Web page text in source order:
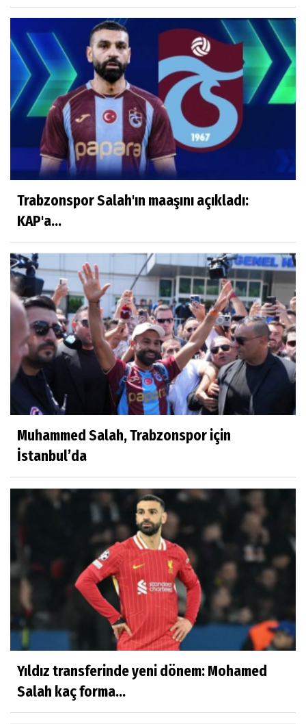
Trabzonspor Salah'ın maaşını açıkladı:
KAP'a...
Muhammed Salah, Trabzonspor için
İstanbul’da
Yıldız transferinde yeni dönem: Mohamed
Salah kaç forma...